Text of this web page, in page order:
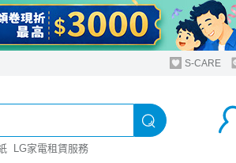
S-CARE
LG家電租賃服務